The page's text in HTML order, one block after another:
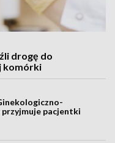
drogę do
komórki
przyjmuje pacjentki